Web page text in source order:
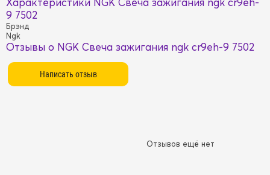
9 7502
Брэнд
Ngk
Отзывы о NGK Свеча зажигания ngk cr9eh-9 7502
Отзывов ещё нет